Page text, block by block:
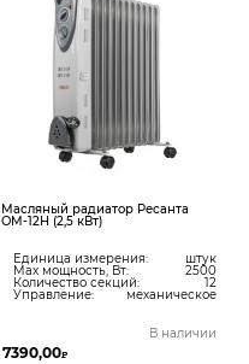
Масляный радиатор Ресанта
ОМ-12Н (2,5 кВт)
Единица измерения: штук
Max мощность, Вт: 2500
Количество секций: 12
Управление: механическое
В наличии
7390,00₽